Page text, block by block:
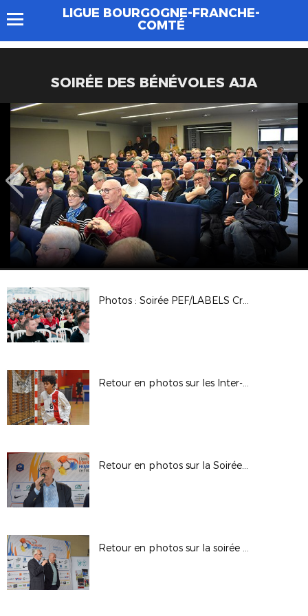
LIGUE BOURGOGNE-FRANCHE-
COMTÉ
SOIRÉE DES BÉNÉVOLES AJA
Photos : Soirée PEF/LABELS Crédit Agricole
Retour en photos sur les Inter-Ligues
Retour en photos sur la Soirée des Bénévoles au DFCO
Retour en photos sur la soirée des Bénévoles au FCSM